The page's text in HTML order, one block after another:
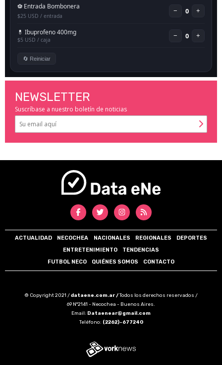
NEWSLETTER
Suscríbase a nuestro boletín de noticias
ACTUALIDAD NECOCHEA NACIONALES REGIONALES
DEPORTES
ENTRETENIMIENTO
TENDENCIAS
FUTBOL NECO
QUIÉNES SOMOS CONTACTO
© Copyright 2021 /dataene.com.ar /Todos los derechos reservados /
69 N°2141 - Necochea - Buenos Aires.
Email: Dataenear@gmail.com
Teléfono: (2262)-677240